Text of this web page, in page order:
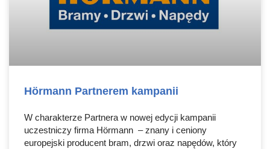
Hörmann Partnerem kampanii
W charakterze Partnera w nowej edycji kampanii
uczestniczy firma Hörmann – znany i ceniony
europejski producent bram, drzwi oraz napędów, który